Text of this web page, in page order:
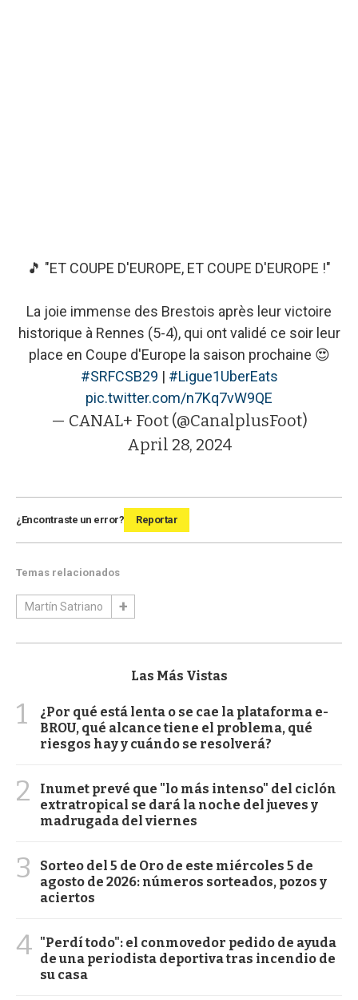
🎵 "ET COUPE D'EUROPE, ET COUPE D'EUROPE !"
La joie immense des Brestois après leur victoire
historique à Rennes (5-4), qui ont validé ce soir leur
place en Coupe d'Europe la saison prochaine 😍
#SRFCSB29 | #Ligue1UberEats
pic.twitter.com/n7Kq7vW9QE
— CANAL+ Foot (@CanalplusFoot)
April 28, 2024
¿Encontraste un error? Reportar
Temas relacionados
Martín Satriano
Las Más Vistas
1
¿Por qué está lenta o se cae la plataforma e-
BROU, qué alcance tiene el problema, qué
riesgos hay y cuándo se resolverá?
2
Inumet prevé que "lo más intenso" del ciclón
extratropical se dará la noche del jueves y
madrugada del viernes
3
Sorteo del 5 de Oro de este miércoles 5 de
agosto de 2026: números sorteados, pozos y
aciertos
4 "Perdí todo": el conmovedor pedido de ayuda
de una periodista deportiva tras incendio de
su casa